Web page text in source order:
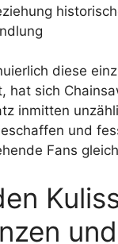
diese
hat sich
inmitten
und
Fans
und